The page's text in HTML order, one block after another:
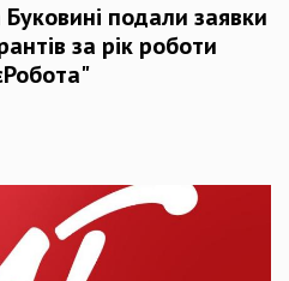
подали заявки
за рік роботи